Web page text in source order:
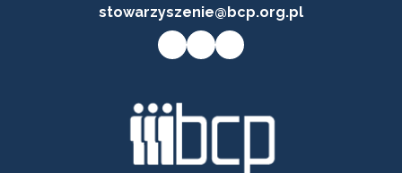
stowarzyszenie@bcp.org.pl
Przycisk do przejścia na stronę facebooka firmyPrzycisk do przejścia na stronę instagram firmy
Przycisk do przejścia na stronę linkedin firmy